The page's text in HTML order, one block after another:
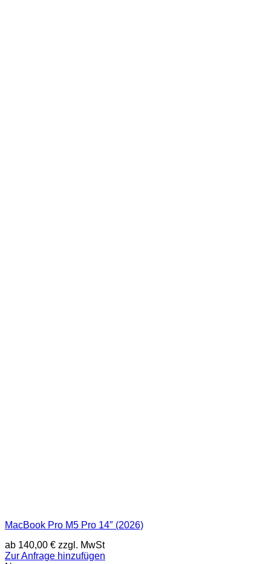
MacBook Pro M5 Pro 14″ (2026)
ab 140,00 € zzgl. MwSt
Zur Anfrage hinzufügen